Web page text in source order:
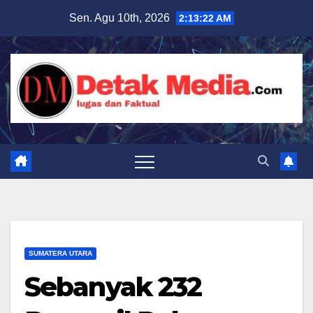
content
Sen. Agu 10th, 2026 2:13:24 AM
SUMATERA UTARA
Sebanyak 232